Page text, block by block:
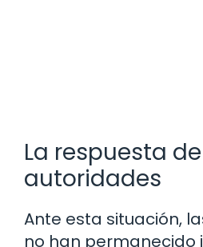
La respuesta
autoridades
Ante esta situación,
no han permanecido